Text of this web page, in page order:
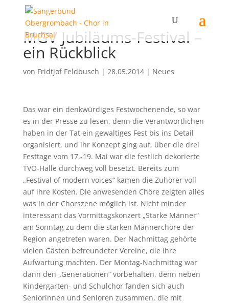
MGV Jubiläums-Festival –
ein Rückblick
von Fridtjof Feldbusch | 28.05.2014| Neues
Das war ein denkwürdiges Festwochenende, so war
es in der Presse zu lesen, denn die Verantwortlichen
haben in der Tat ein gewaltiges Fest bis ins Detail
organisiert, und ihr Konzept ging auf, über die drei
Festtage vom 17.-19. Mai war die festlich dekorierte
TVO-Halle durchweg voll besetzt. Bereits zum
„Festival of modern voices“ kamen die Zuhörer voll
auf ihre Kosten. Die anwesenden Chöre zeigten alles
was in der Chorszene möglich ist. Nicht minder
interessant das Vormittagskonzert „Starke Männer“
am Sonntag zu dem die starken Männerchöre der
Region angetreten waren. Der Nachmittag gehörte
vielen Gästen befreundeter Vereine, die ihre
Aufwartung machten. Der Montag-Nachmittag war
dann den „Generationen“ vorbehalten, denn neben
Kindergarten- und Schulchor fanden sich auch
Seniorinnen und Senioren zusammen, die mit